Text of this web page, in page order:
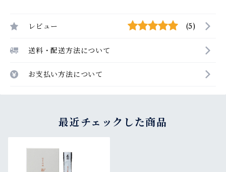
レビュー (5)
送料・配送方法について
お支払い方法について
最近チェックした商品